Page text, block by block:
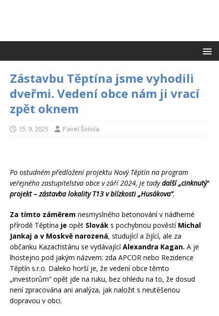
Zástavbu Těptína jsme vyhodili
dveřmi. Vedení obce nám ji vrací
zpět oknem
15. 9. 2025 Pavel Šotola
Po ostudném předložení projektu Nový Těptín na program
veřejného zastupitelstva obce v září 2024, je tadydalší „cinknutý“
projekt – zástavba lokality T13 v blízkosti „Husákova“.
Za tímto záměrem nesmyslného betonování v nádherné
přírodě Těptína je opět Slovák s pochybnou pověstí Michal
Jankaj a v Moskvě narozená, studující a žijící, ale za
občanku Kazachstánu se vydávajícíAlexandra Kagan. A je
lhostejno pod jakým názvem: zda APCOR nebo Rezidence
Těptín s.r.o. Daleko horší je, že vedení obce těmto
„investorům“ opět jde na ruku, bez ohledu na to, že dosud
není zpracována ani analýza, jak naložit s neutěšenou
dopravou v obci.